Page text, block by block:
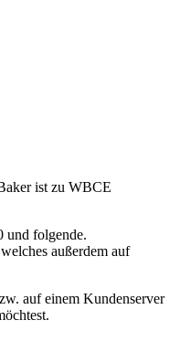
ist zu WBCE
folgende.
außerdem auf
auf einem Kundenserver